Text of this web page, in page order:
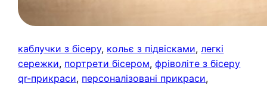
каблучки з бісеру, кольє з підвісками, легкі
сережки, портрети бісером, фріволіте з бісеру
qr-прикраси, персоналізовані прикраси